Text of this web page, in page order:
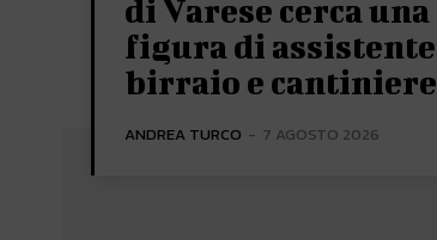
di Varese cerca una
figura di assistente
birraio e cantiniere
ANDREA TURCO - 7 AGOSTO 2026